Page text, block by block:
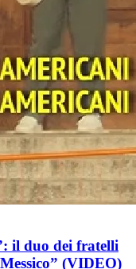
il duo dei fratelli
(VIDEO)